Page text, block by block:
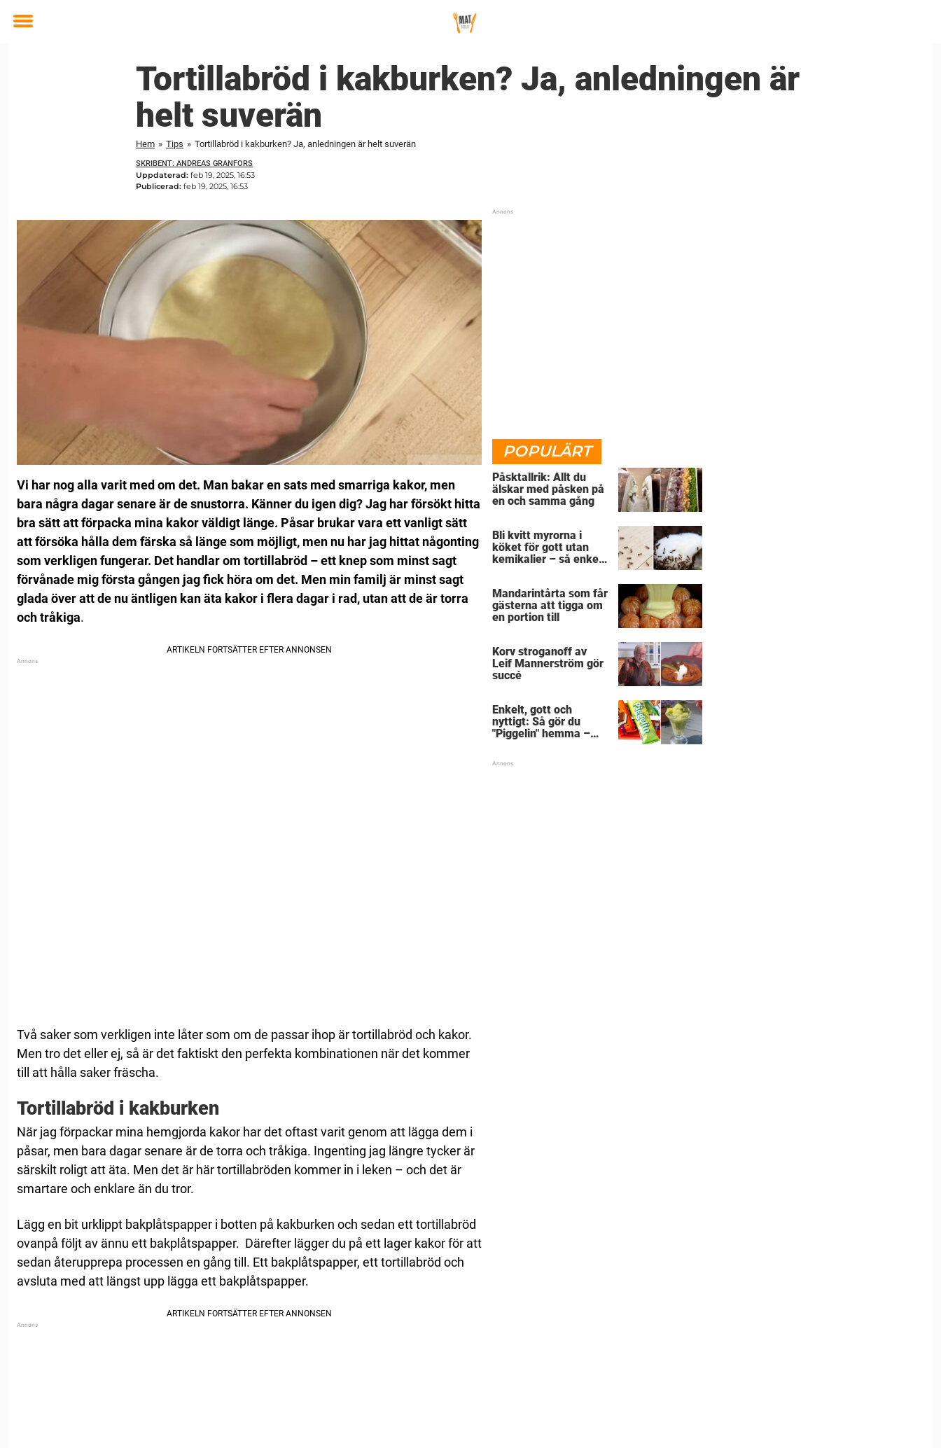
Toggle
Tortillabröd i kakburken? Ja, anledningen är
helt suverän
Hem » Tips » Tortillabröd i kakburken? Ja, anledningen är helt suverän
SKRIBENT: ANDREAS GRANFORS
Uppdaterad: feb 19, 2025, 16:53
Publicerad: feb 19, 2025, 16:53
Vi har nog alla varit med om det. Man bakar en sats med smarriga kakor, men
bara några dagar senare är de snustorra. Känner du igen dig?Jag har försökt hitta
bra sätt att förpacka mina kakor väldigt länge. Påsar brukar vara ett vanligt sätt
att försöka hålla dem färska så länge som möjligt, men nu har jag hittat någonting
som verkligen fungerar. Det handlar om tortillabröd – ett knep som minst sagt
förvånade mig första gången jag fick höra om det. Men min familj är minst sagt
glada över att de nu äntligen kan äta kakor i flera dagar i rad, utan att de är torra
och tråkiga.
Två saker som verkligen inte låter som om de passar ihop är tortillabröd och kakor.
Men tro det eller ej, så är det faktiskt den perfekta kombinationen när det kommer
till att hålla saker fräscha.
Tortillabröd i kakburken
När jag förpackar mina hemgjorda kakor har det oftast varit genom att lägga dem i
påsar, men bara dagar senare är de torra och tråkiga. Ingenting jag längre tycker är
särskilt roligt att äta. Men det är här tortillabröden kommer in i leken – och det är
smartare och enklare än du tror.
Lägg en bit urklippt bakplåtspapper i botten på kakburken och sedan ett tortillabröd
ovanpå följt av ännu ett bakplåtspapper. Därefter lägger du på ett lager kakor för att
sedan återupprepa processen en gång till. Ett bakplåtspapper, ett tortillabröd och
avsluta med att längst upp lägga ett bakplåtspapper.
POPULÄRT
Påsktallrik: Allt du
älskar med påsken på
en och samma gång
Bli kvitt myrorna i
köket för gott utan
kemikalier – så enkelt
Mandarintårta som får
gästerna att tigga om
en portion till
Korv stroganoff av
Leif Mannerström gör
succé
Enkelt, gott och
nyttigt: Så gör du
"Piggelin" hemma –